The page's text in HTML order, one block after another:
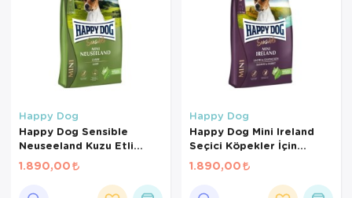
Happy Dog
Happy Dog Sensible
Neuseeland Kuzu Etli
Küçük Irk Yetişkin Köpek
Maması 4 Kg
1.890,00
Happy Dog
Happy Dog Mini Ireland
Seçici Köpekler İçin
Somonlu ve Tavşanlı
Küçük Irk Köpek Maması 4
1.890,00